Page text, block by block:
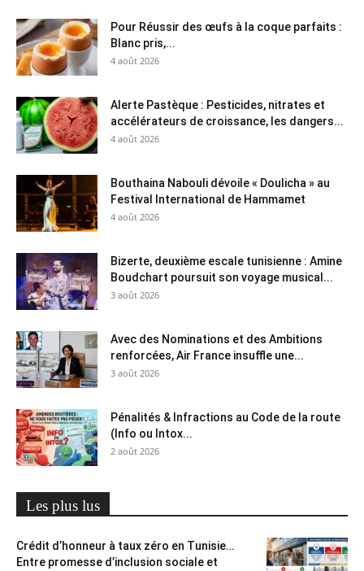
Pour Réussir des œufs à la coque parfaits :
Blanc pris,...
4 août 2026
Alerte Pastèque : Pesticides, nitrates et
accélérateurs de croissance, les dangers...
4 août 2026
Bouthaina Nabouli dévoile « Doulicha » au
Festival International de Hammamet
4 août 2026
Bizerte, deuxième escale tunisienne : Amine
Boudchart poursuit son voyage musical...
3 août 2026
Avec des Nominations et des Ambitions
renforcées, Air France insuffle une...
3 août 2026
Pénalités & Infractions au Code de la route
(Info ou Intox...
2 août 2026
Les plus lus
Crédit d’honneur à taux zéro en Tunisie…
Entre promesse d’inclusion sociale et